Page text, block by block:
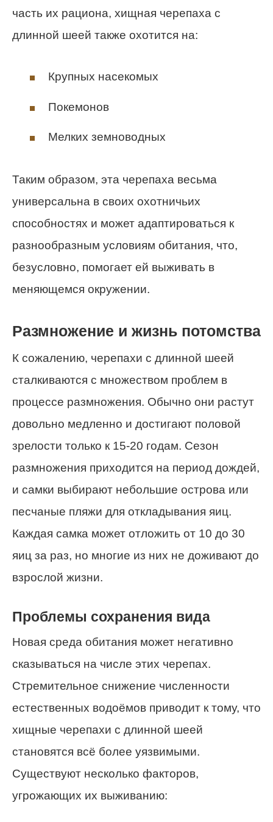
часть их рациона, хищная черепаха с
длинной шеей также охотится на:
Крупных насекомых
Покемонов
Мелких земноводных
Таким образом, эта черепаха весьма
универсальна в своих охотничьих
способностях и может адаптироваться к
разнообразным условиям обитания, что,
безусловно, помогает ей выживать в
меняющемся окружении.
Размножение и жизнь потомства
К сожалению, черепахи с длинной шеей
сталкиваются с множеством проблем в
процессе размножения. Обычно они растут
довольно медленно и достигают половой
зрелости только к 15-20 годам. Сезон
размножения приходится на период дождей,
и самки выбирают небольшие острова или
песчаные пляжи для откладывания яиц.
Каждая самка может отложить от 10 до 30
яиц за раз, но многие из них не доживают до
взрослой жизни.
Проблемы сохранения вида
Новая среда обитания может негативно
сказываться на числе этих черепах.
Стремительное снижение численности
естественных водоёмов приводит к тому, что
хищные черепахи с длинной шеей
становятся всё более уязвимыми.
Существуют несколько факторов,
угрожающих их выживанию: